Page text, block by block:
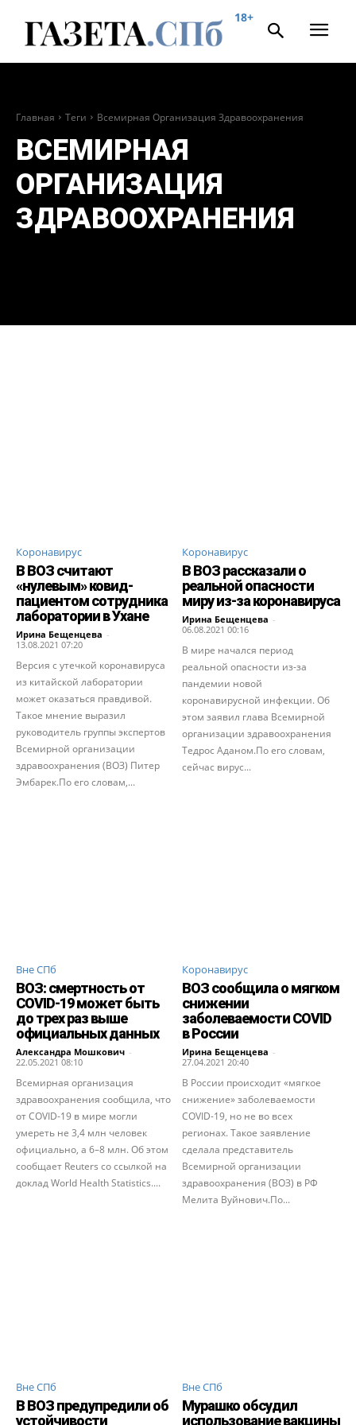
18+
Главная Теги Всемирная Организация Здравоохранения
ВСЕМИРНАЯ
ОРГАНИЗАЦИЯ
ЗДРАВООХРАНЕНИЯ
Коронавирус
В ВОЗ считают
«нулевым» ковид-
пациентом сотрудника
лаборатории в Ухане
Ирина Бещенцева -
13.08.2021 07:20
Версия с утечкой коронавируса
из китайской лаборатории
может оказаться правдивой.
Такое мнение выразил
руководитель группы экспертов
Всемирной организации
здравоохранения (ВОЗ) Питер
Эмбарек.По его словам,...
Коронавирус
В ВОЗ рассказали о
реальной опасности
миру из-за коронавируса
Ирина Бещенцева -
06.08.2021 00:16
В мире начался период
реальной опасности из-за
пандемии новой
коронавирусной инфекции. Об
этом заявил глава Всемирной
организации здравоохранения
Тедрос Аданом.По его словам,
сейчас вирус...
Вне СПб
ВОЗ: смертность от
COVID-19 может быть
до трех раз выше
официальных данных
Александра Мошкович -
22.05.2021 08:10
Всемирная организация
здравоохранения сообщила, что
от COVID-19 в мире могли
умереть не 3,4 млн человек
официально, а 6–8 млн. Об этом
сообщает Reuters со ссылкой на
доклад World Health Statistics....
Коронавирус
ВОЗ сообщила о мягком
снижении
заболеваемости COVID
в России
Ирина Бещенцева -
27.04.2021 20:40
В России происходит «мягкое
снижение» заболеваемости
COVID-19, но не во всех
регионах. Такое заявление
сделала представитель
Всемирной организации
здравоохранения (ВОЗ) в РФ
Мелита Вуйнович.По...
Вне СПб
В ВОЗ предупредили об
устойчивости
Вне СПб
Мурашко обсудил
использование вакцины